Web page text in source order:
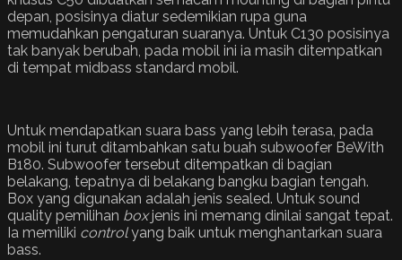
depan, posisinya diatur sedemikian rupa guna
memudahkan pengaturan suaranya. Untuk C130 posisinya
tak banyak berubah, pada mobil ini ia masih ditempatkan
di tempat midbass standard mobil.
Untuk mendapatkan suara bass yang lebih terasa, pada
mobil ini turut ditambahkan satu buah subwoofer BeWith
B180. Subwoofer tersebut ditempatkan di bagian
belakang, tepatnya di belakang bangku bagian tengah.
Box yang digunakan adalah jenis sealed. Untuk sound
quality pemilihan boxjenis ini memang dinilai sangat tepat.
Ia memiliki controlyang baik untuk menghantarkan suara
bass.